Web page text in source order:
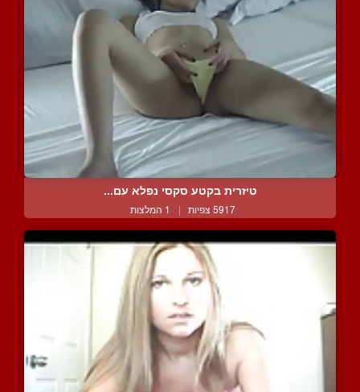
טיזרית בקטע סקסי נפלא עם...
5917 צפיות | 1 המלצות